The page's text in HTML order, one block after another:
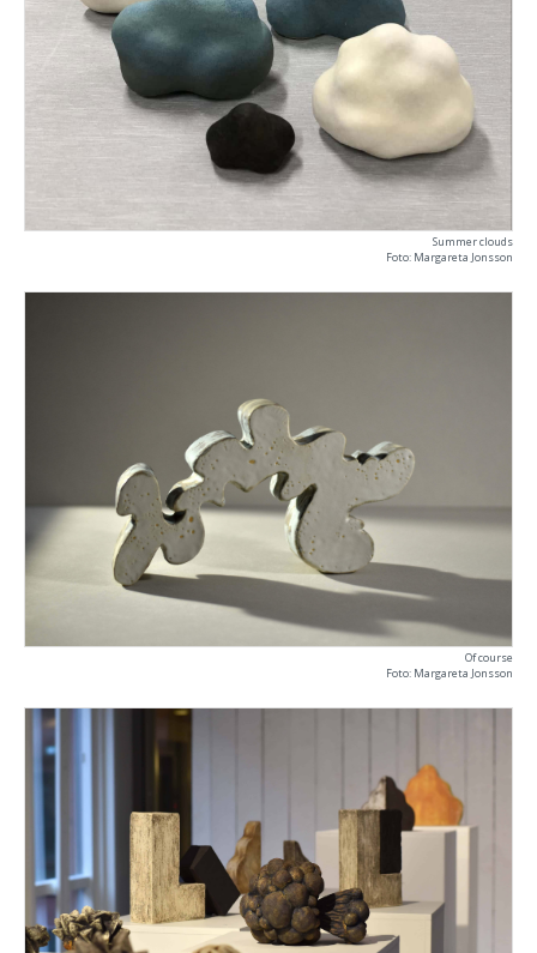
Summer clouds
Foto: Margareta Jonsson
Of course
Foto: Margareta Jonsson